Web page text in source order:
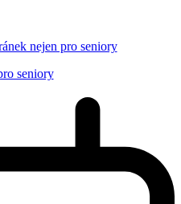
nejen pro seniory